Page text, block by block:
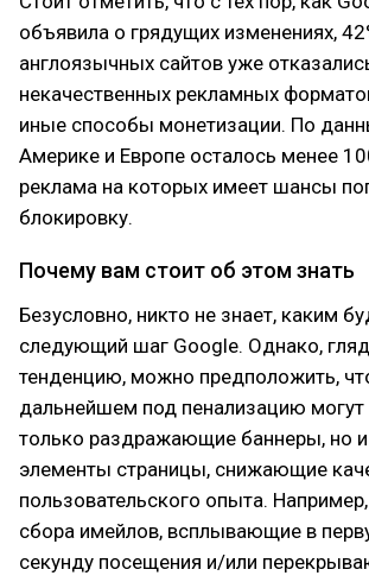
объявила о грядущих изменениях,
англоязычных сайтов уже
некачественных рекламных
иные способы монетизации. По
Америке и Европе осталось менее
реклама на которых имеет шансы
блокировку.
Почему вам стоит об этом знать
Безусловно, никто не знает, каким
следующий шаг Google. Однако,
тенденцию, можно предположить,
дальнейшем под пенализацию могут
только раздражающие баннеры, но
элементы страницы, снижающие
пользовательского опыта.
сбора имейлов, всплывающие в
секунду посещения и/или